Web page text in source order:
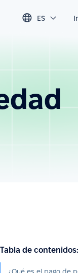
ES
Tabla de contenidos: